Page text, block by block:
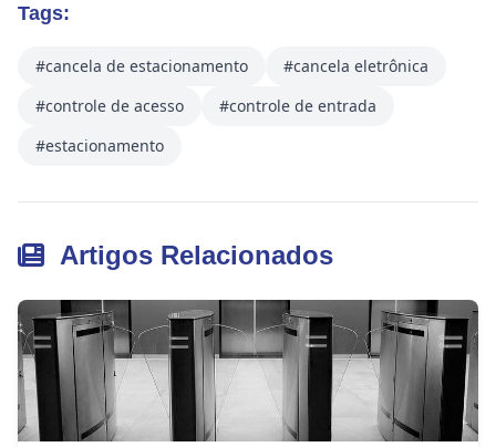
Tags:
#cancela de estacionamento
#cancela eletrônica
#controle de acesso
#controle de entrada
#estacionamento
Artigos Relacionados